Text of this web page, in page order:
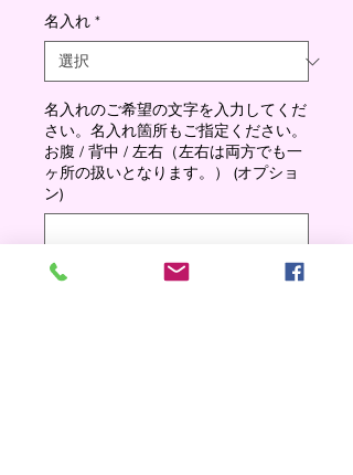
名入れ *
名入れのご希望の文字を入力してくだ
さい。名入れ箇所もご指定ください。
お腹 / 背中 / 左右（左右は両方でも一
ヶ所の扱いとなります。） (オプショ
ン)
0/500